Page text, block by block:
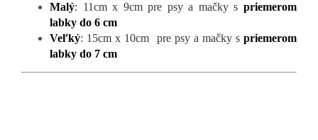
Malý: 11cm x 9cm pre psy a mačky s priemerom
labky do 6 cm
Veľký: 15cm x 10cm pre psy a mačky s priemerom
labky do 7 cm